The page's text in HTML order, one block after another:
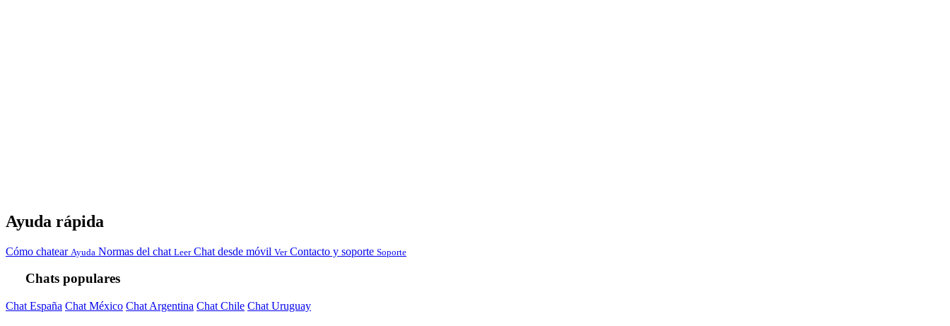
Ayuda rápida
Cómo chatear Ayuda Normas del chat Leer Chat desde móvil Ver Contacto y soporte Soporte
Chats populares
Chat España Chat México Chat Argentina Chat Chile Chat Uruguay